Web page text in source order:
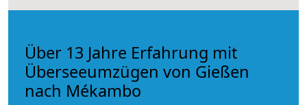
Über 13 Jahre Erfahrung mit
Überseeumzügen von Gießen
nach Mékambo